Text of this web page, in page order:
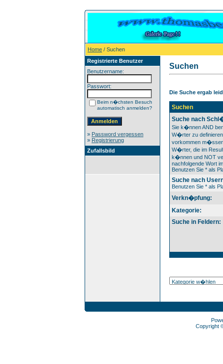
Home / Suchen
Registrierte Benutzer
Benutzername:
Passwort:
Beim n�chsten Besuch
automatisch anmelden?
» Password vergessen
» Registrierung
Zufallsbild
Suchen
Die Suche ergab
Suchen
Suche nach
Sie k�nnen AND
W�rter zu
vorkommen
W�rter, die im
k�nnen und NOT
nachfolgende Wort
Benutzen Sie * als
Suche nach
Benutzen Sie * als
Verkn�pfung:
Kategorie:
Suche in Feldern:
Copyright